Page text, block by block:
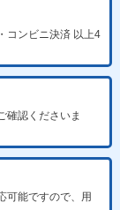
コンビニ決済 以上4
確認くださいま
可能ですので、用